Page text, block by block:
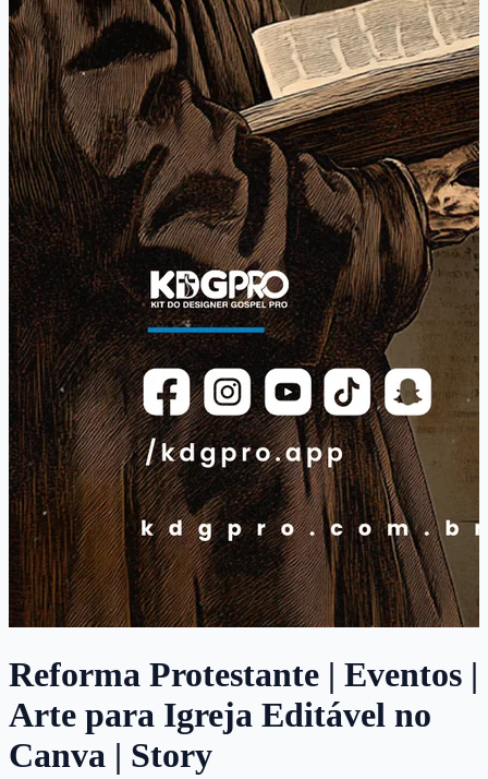
Reforma Protestante | Eventos |
Arte para Igreja Editável no
Canva | Story